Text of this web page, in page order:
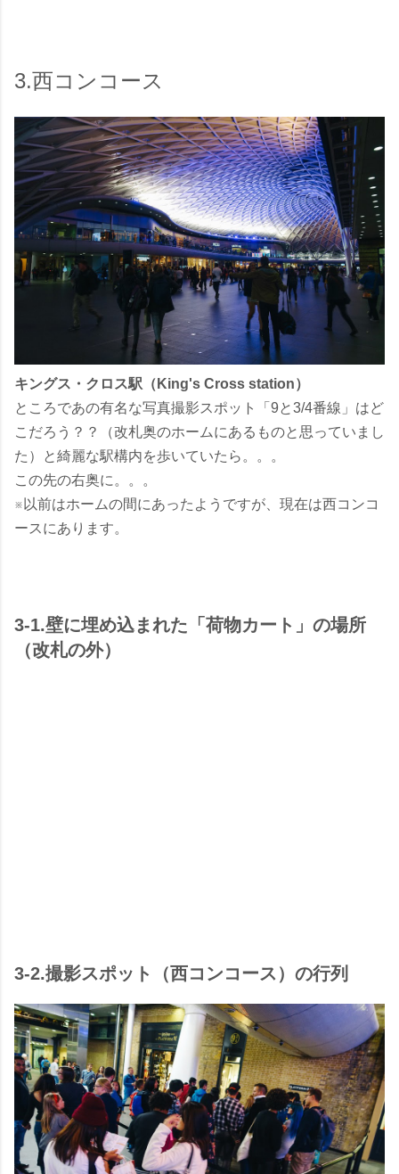
3.西コンコース
キングス・クロス駅（King's Cross station）
ところであの有名な写真撮影スポット「9と3/4番線」はど
こだろう？？（改札奥のホームにあるものと思っていまし
た）と綺麗な駅構内を歩いていたら。。。
この先の右奥に。。。
※以前はホームの間にあったようですが、現在は西コンコ
ースにあります。
3-1.壁に埋め込まれた「荷物カート」の場所
（改札の外）
3-2.撮影スポット（西コンコース）の行列